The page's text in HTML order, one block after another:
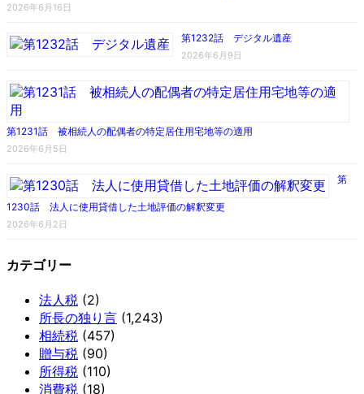
2026年6月16日
第1232話 デジタル遺産
2026年6月9日
第1231話 被相続人の配偶者の特定居住用宅地等の適用
2026年6月5日
第
1230話 法人に使用貸借した土地評価の解釈変更
2026年6月2日
カテゴリー
法人税 (2)
所長の独り言 (1,243)
相続税 (457)
贈与税 (90)
所得税 (110)
消費税 (18)